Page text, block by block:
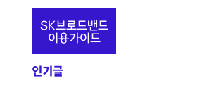
추
정
보
SK브로드밴드
이용가이드
인기글